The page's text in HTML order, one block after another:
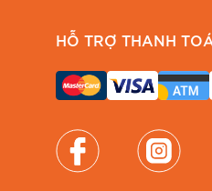
HỖ TRỢ THANH